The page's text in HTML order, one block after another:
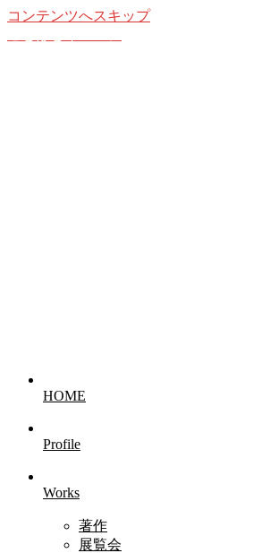
コンテンツへスキップ
HOME
Profile
Works
著作
展覧会